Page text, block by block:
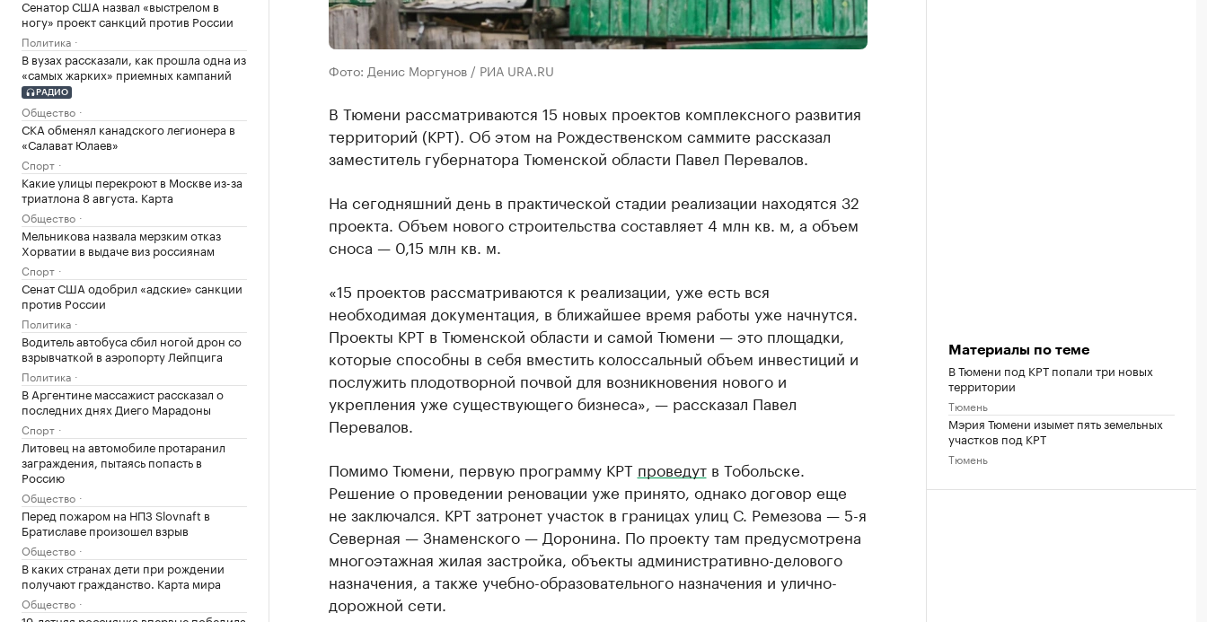
Сенатор США назвал «выстрелом в
ногу» проект санкций против России
Политика
В вузах рассказали, как прошла одна из
«самых жарких» приемных кампаний
РАДИО
Общество
СКА обменял канадского легионера в
«Салават Юлаев»
Спорт
Какие улицы перекроют в Москве из-за
триатлона 8 августа. Карта
Общество
Мельникова назвала мерзким отказ
Хорватии в выдаче виз россиянам
Спорт
Сенат США одобрил «адские» санкции
против России
Политика
Водитель автобуса сбил ногой дрон со
взрывчаткой в аэропорту Лейпцига
Политика
В Аргентине массажист рассказал о
последних днях Диего Марадоны
Спорт
Литовец на автомобиле протаранил
заграждения, пытаясь попасть в
Россию
Общество
Перед пожаром на НПЗ Slovnaft в
Братиславе произошел взрыв
Общество
В каких странах дети при рождении
получают гражданство. Карта мира
Общество
Фото: Денис Моргунов / РИА URA.RU
В Тюмени рассматриваются 15 новых проектов комплексного развития
территорий (КРТ). Об этом на Рождественском саммите рассказал
заместитель губернатора Тюменской области Павел Перевалов.
На сегодняшний день в практической стадии реализации находятся 32
проекта. Объем нового строительства составляет 4 млн кв. м, а объем
сноса — 0,15 млн кв. м.
«15 проектов рассматриваются к реализации, уже есть вся
необходимая документация, в ближайшее время работы уже начнутся.
Проекты КРТ в Тюменской области и самой Тюмени — это площадки,
которые способны в себя вместить колоссальный объем инвестиций и
послужить плодотворной почвой для возникновения нового и
укрепления уже существующего бизнеса», — рассказал Павел
Перевалов.
Помимо Тюмени, первую программу КРТ проведутв Тобольске.
Решение о проведении реновации уже принято, однако договор еще
не заключался. КРТ затронет участок в границах улиц С. Ремезова — 5-я
Северная — Знаменского — Доронина. По проекту там предусмотрена
многоэтажная жилая застройка, объекты административно-делового
назначения, а также учебно-образовательного назначения и улично-
дорожной сети.
Материалы по теме
В Тюмени под КРТ попали три новых
территории
Тюмень
Мэрия Тюмени изымет пять земельных
участков под КРТ
Тюмень